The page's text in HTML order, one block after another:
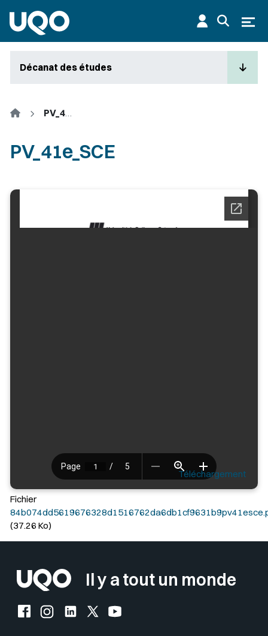
Décanat des études
Accueil PV_41e_SCE
PV_41e_SCE
Téléchargement
Fichier
(37.26 Ko)
Il y a tout un monde
Facebook de l'UQO
Instagram de l'UQO
LinkedIn de l'UQO
X (Twitter) de l'UQO
YouTube de l'UQO